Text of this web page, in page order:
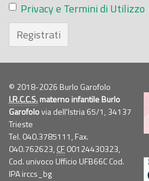
Privacy e Termini di Utilizzo
Registrati
© 2018-2026 Burlo Garofolo
I.R.C.C.S.materno infantile Burlo
Garofolovia dell'Istria 65/1, 34137
Trieste
Tel. 040.3785111, Fax.
040.762623, CF00124430323,
Cod. univoco Ufficio UFB66C Cod.
IPA irccs_bg